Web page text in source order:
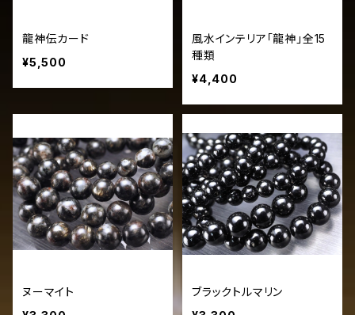
龍神伝カード
¥5,500
風水インテリア「龍神」全15
種類
¥4,400
ヌーマイト
ブラックトルマリン